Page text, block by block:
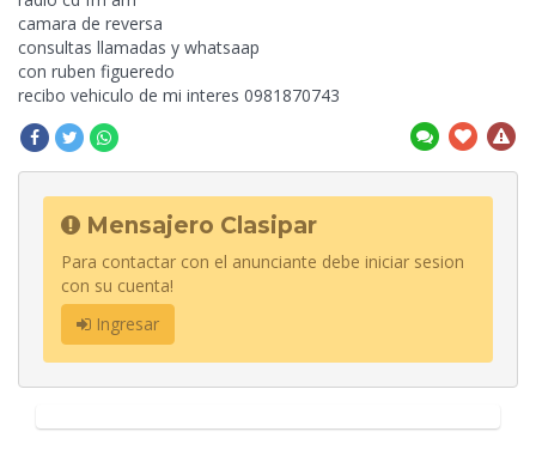
camara de reversa
consultas llamadas y whatsaap
con ruben figueredo
recibo vehiculo de mi interes 0981870743
Mensajero Clasipar
Para contactar con el anunciante debe iniciar sesion
con su cuenta!
Ingresar